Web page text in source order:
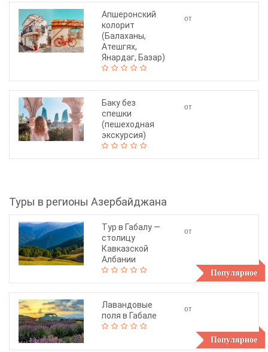
Апшеронский
колорит
(Балаханы,
Атешгях,
Янардаг, Базар)
от
Баку без
спешки
(пешеходная
экскурсия)
от
Туры в регионы Азербайджана
Популярное
Тур в Габалу —
столицу
Кавказской
Албании
от
Популярное
Лавандовые
поля в Габале
от